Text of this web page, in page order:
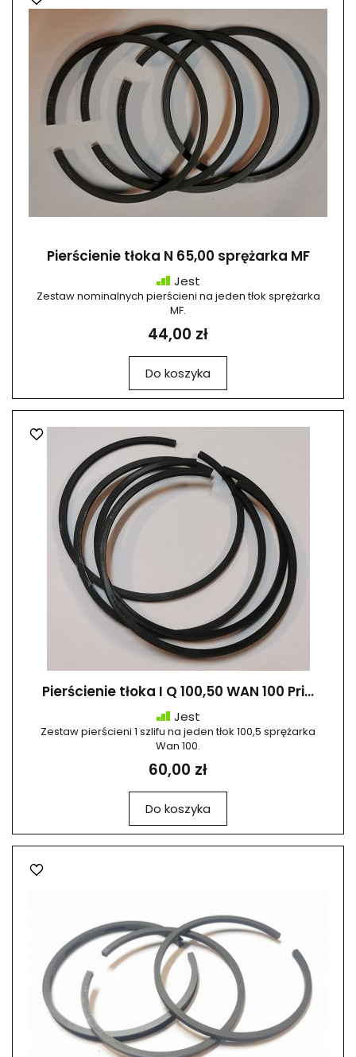
Pierścienie tłoka N 65,00 sprężarka MF
Jest
Zestaw nominalnych pierścieni na jeden tłok sprężarka
MF.
44,00 zł
Do koszyka
Pierścienie tłoka I Q 100,50 WAN 100 Pri...
Jest
Zestaw pierścieni 1 szlifu na jeden tłok 100,5 sprężarka
Wan 100.
60,00 zł
Do koszyka